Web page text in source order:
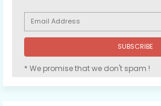
* We promise that we don't spam !